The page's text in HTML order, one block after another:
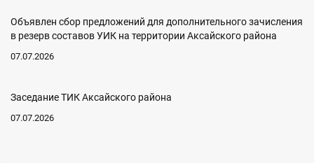
Объявлен сбор предложений для дополнительного зачисления
в резерв составов УИК на территории Аксайского района
07.07.2026
Заседание ТИК Аксайского района
07.07.2026